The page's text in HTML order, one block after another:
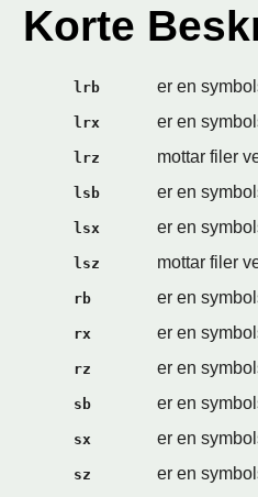
Korte
lrb er en
lrx er en
lrz mottar filer
lsb er en
lsx er en
lsz mottar filer
rb er en
rx er en
rz er en
sb er en
sx er en
sz er en